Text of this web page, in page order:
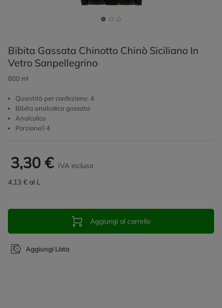
Bibita Gassata Chinotto Chinò Siciliano In
Vetro Sanpellegrino
800 ml
Quantità per confezione: 4
Bibita analcolica gassata
Analcolico
Porzione/i 4
3,30 € IVA inclusa
4,13 € al L
Aggiungi al carrello
Aggiungi Lista